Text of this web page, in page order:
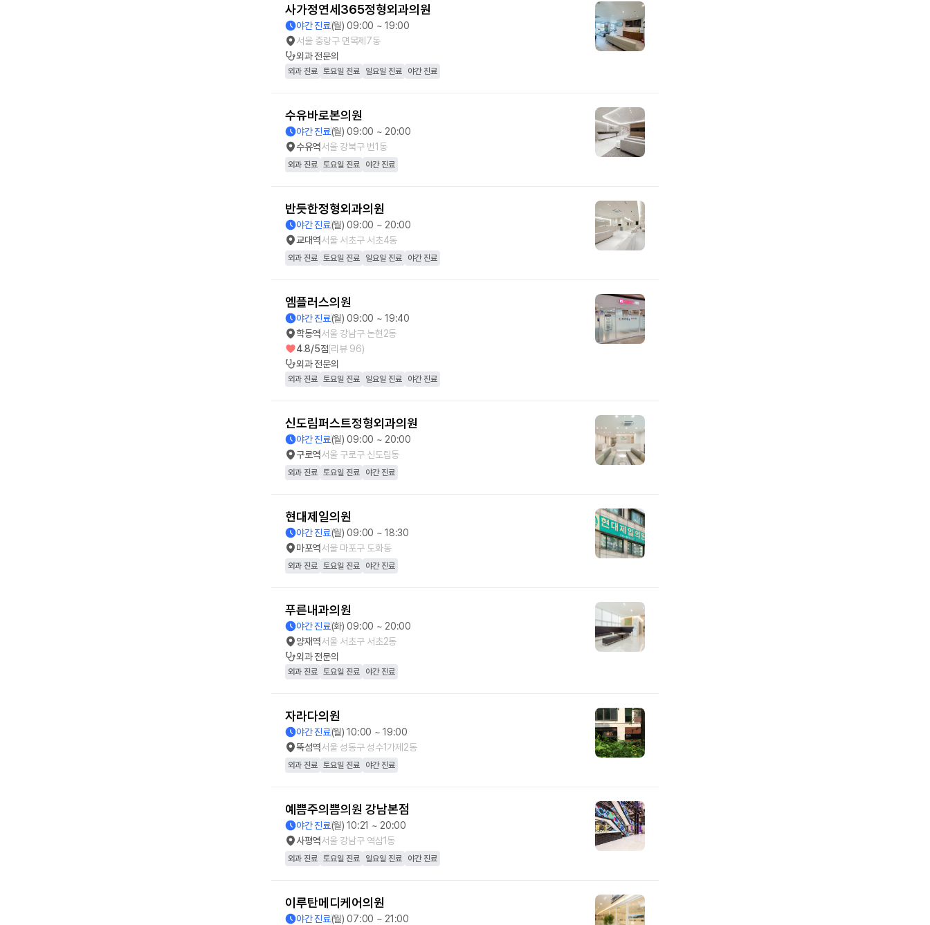
사가정연세365정형외과의원
야간 진료(월) 09:00 ~ 19:00
서울 중랑구 면목제7동
외과전문의
외과 진료 토요일 진료 일요일 진료 야간 진료
수유바로본의원
야간 진료(월) 09:00 ~ 20:00
수유역서울 강북구 번1동
외과 진료 토요일 진료 야간 진료
반듯한정형외과의원
야간 진료(월) 09:00 ~ 20:00
교대역서울 서초구 서초4동
외과 진료 토요일 진료 일요일 진료 야간 진료
엠플러스의원
야간 진료(월) 09:00 ~ 19:40
학동역서울 강남구 논현2동
4.8/5점(리뷰 96)
외과전문의
외과 진료 토요일 진료 일요일 진료 야간 진료
신도림퍼스트정형외과의원
야간 진료(월) 09:00 ~ 20:00
구로역서울 구로구 신도림동
외과 진료 토요일 진료 야간 진료
현대제일의원
야간 진료(월) 09:00 ~ 18:30
마포역서울 마포구 도화동
외과 진료 토요일 진료 야간 진료
푸른내과의원
야간 진료(화) 09:00 ~ 20:00
양재역서울 서초구 서초2동
외과전문의
외과 진료 토요일 진료 야간 진료
자라다의원
야간 진료(월) 10:00 ~ 19:00
뚝섬역서울 성동구 성수1가제2동
외과 진료 토요일 진료 야간 진료
예쁨주의쁨의원 강남본점
야간 진료(월) 10:21 ~ 20:00
사평역서울 강남구 역삼1동
외과 진료 토요일 진료 일요일 진료 야간 진료
이루탄메디케어의원
야간 진료(월) 07:00 ~ 21:00